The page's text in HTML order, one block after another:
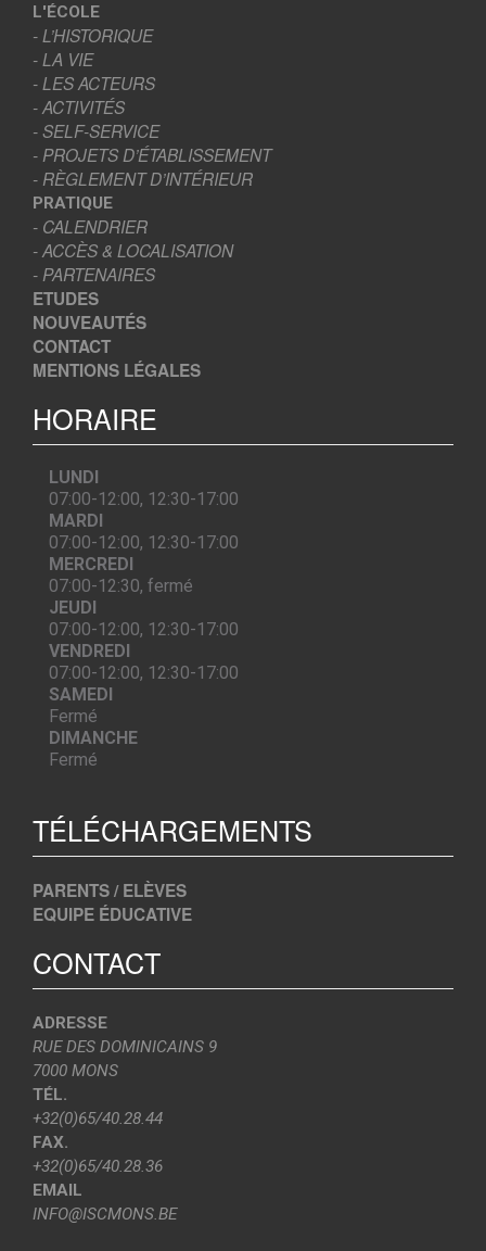
L'ÉCOLE
- L’HISTORIQUE
- LA VIE
- LES ACTEURS
- ACTIVITÉS
- SELF-SERVICE
- PROJETS D’ÉTABLISSEMENT
- RÈGLEMENT D’INTÉRIEUR
PRATIQUE
- CALENDRIER
- ACCÈS & LOCALISATION
- PARTENAIRES
ETUDES
NOUVEAUTÉS
CONTACT
MENTIONS LÉGALES
HORAIRE
LUNDI
07:00-12:00, 12:30-17:00
MARDI
07:00-12:00, 12:30-17:00
MERCREDI
07:00-12:30, fermé
JEUDI
07:00-12:00, 12:30-17:00
VENDREDI
07:00-12:00, 12:30-17:00
SAMEDI
Fermé
DIMANCHE
Fermé
TÉLÉCHARGEMENTS
PARENTS / ELÈVES
EQUIPE ÉDUCATIVE
CONTACT
ADRESSE
RUE DES DOMINICAINS 9
7000 MONS
TÉL.
+32(0)65/40.28.44
FAX.
+32(0)65/40.28.36
EMAIL
INFO@ISCMONS.BE